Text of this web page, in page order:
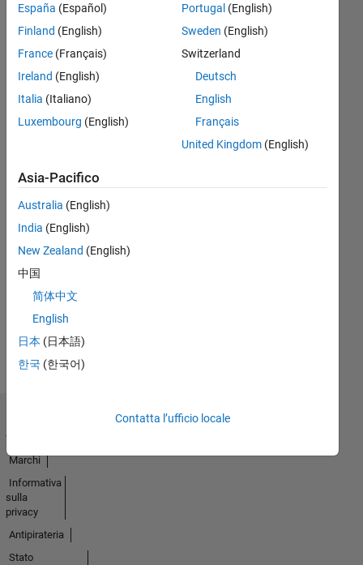
Feeds
Nessuna
attività
España (Español)
Finland (English)
France (Français)
Ireland (English)
Italia (Italiano)
Luxembourg (English)
Portugal (English)
Sweden (English)
Switzerland
Deutsch
English
Français
United Kingdom(English)
Asia-Pacifico
Australia (English)
India (English)
New Zealand (English)
中国
简体中文
English
日本 (日本語)
한국 (한국어)
Contatta l’ufficio locale
fiducia
Marchi
Informativa
sulla
privacy
Antipirateria
Stato